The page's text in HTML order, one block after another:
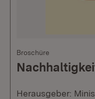
Broschüre
Herausgeber: